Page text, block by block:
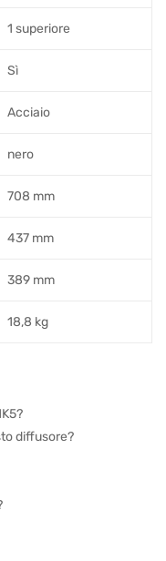
1 superiore
Sì
Acciaio
nero
708 mm
437 mm
389 mm
18,8 kg
diffusore?